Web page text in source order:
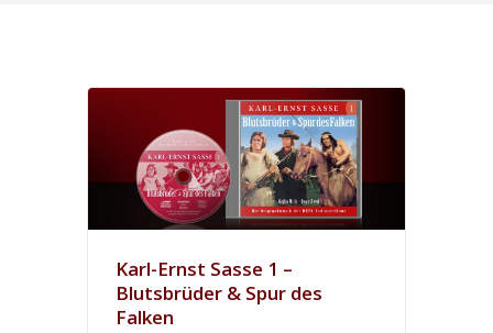
Karl-Ernst Sasse 1 –
Blutsbrüder & Spur des
Falken